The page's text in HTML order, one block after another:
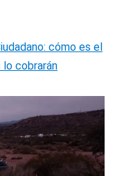
cómo es el
lo cobrarán